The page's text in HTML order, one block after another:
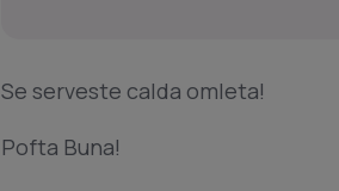
Se serveste calda omleta!
Pofta Buna!